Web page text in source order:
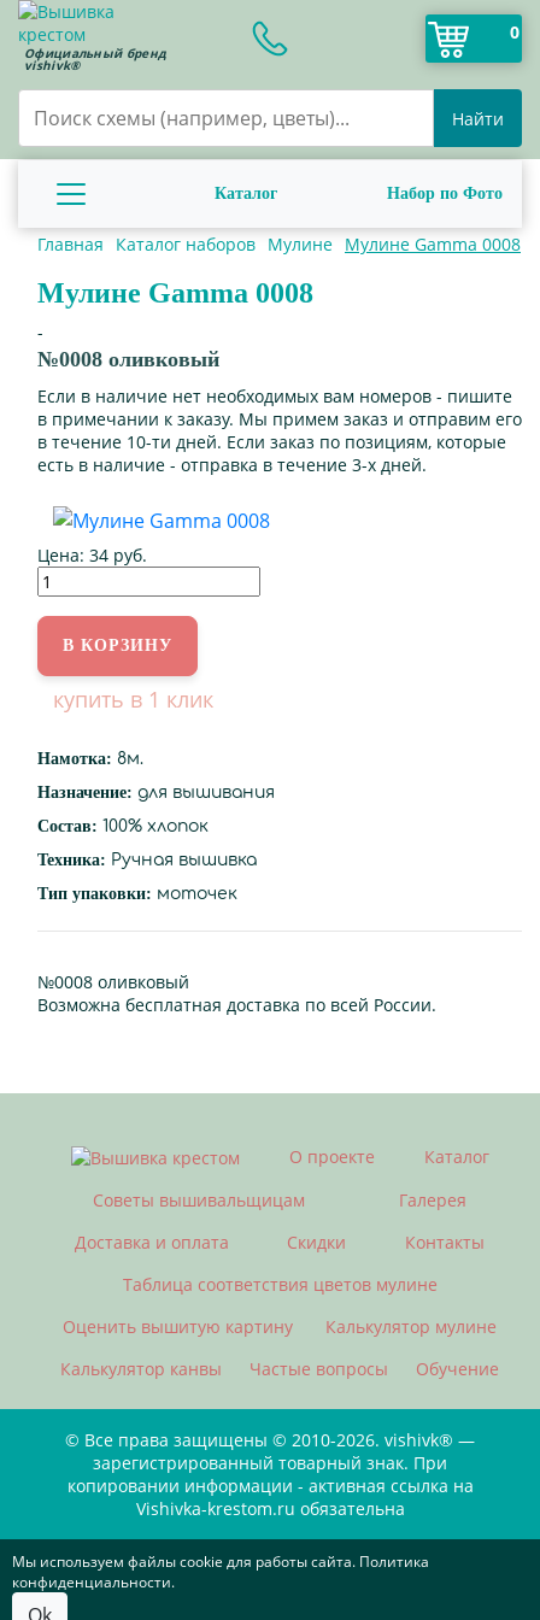
Официальный бренд
vishivk®
0
Найти
Каталог Набор по Фото
Главная Каталог наборов Мулине Мулине Gamma 0008
Мулине Gamma 0008
-
№0008 оливковый
Если в наличие нет необходимых вам номеров - пишите
в примечании к заказу. Мы примем заказ и отправим его
в течение 10-ти дней. Если заказ по позициям, которые
есть в наличие - отправка в течение 3-х дней.
Цена: 34 руб.
купить в 1 клик
Намотка: 8м.
Назначение: для вышивания
Состав: 100% хлопок
Техника: Ручная вышивка
Тип упаковки: моточек
№0008 оливковый
Возможна бесплатная доставка по всей России.
О проекте
Каталог
Советы вышивальщицам
Галерея
Доставка и оплата
Скидки
Контакты
Таблица соответствия цветов мулине
Оценить вышитую картину
Калькулятор мулине
Калькулятор канвы
Частые вопросы Обучение
© Все права защищены © 2010-2026. vishivk® —
зарегистрированный товарный знак. При
копировании информации - активная ссылка на
Vishivka-krestom.ru обязательна
Мы используем файлы cookie для работы сайта. Политика
конфиденциальности.